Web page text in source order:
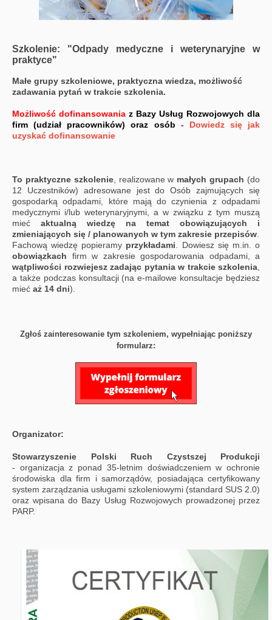
Szkolenie: "Odpady medyczne i weterynaryjne w
praktyce"
Małe grupy szkoleniowe, praktyczna wiedza, możliwość
zadawania pytań w trakcie szkolenia.
Możliwość dofinansowania z Bazy Usług Rozwojowych dla
firm (udział pracowników) oraz osób - Dowiedz się jak
uzyskać dofinansowanie
To praktyczne szkolenie, realizowane w małych grupach (do
12 Uczestników) adresowane jest do Osób zajmujących się
gospodarką odpadami, które mają do czynienia z odpadami
medycznymi i/lub weterynaryjnymi, a w związku z tym muszą
mieć aktualną wiedzę na temat obowiązujących i
zmieniających się / planowanych w tym zakresie przepisów.
Fachową wiedzę popieramy przykładami. Dowiesz się m.in. o
obowiązkach firm w zakresie gospodarowania odpadami, a
wątpliwości rozwiejesz zadając pytania w trakcie szkolenia,
a także podczas konsultacji (na e-mailowe konsultacje będziesz
mieć aż 14 dni).
Zgłoś zainteresowanie tym szkoleniem, wypełniając poniższy
formularz:
Organizator:
Stowarzyszenie Polski Ruch Czystszej Produkcji
- organizacja z ponad 35-letnim doświadczeniem w ochronie
środowiska dla firm i samorządów, posiadająca certyfikowany
system zarządzania usługami szkoleniowymi (standard SUS 2.0)
oraz wpisana do Bazy Usług Rozwojowych prowadzonej przez
PARP.